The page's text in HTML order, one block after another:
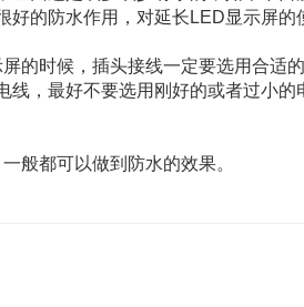
的防水作用，对延长LED显示屏的
时候，插头接线一定要选用合适
线，最好不要选用刚好的或者过小
都可以做到防水的效果。